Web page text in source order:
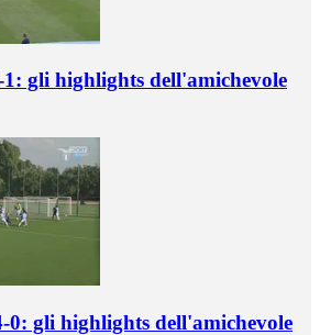
gli highlights dell'amichevole
0: gli highlights dell'amichevole